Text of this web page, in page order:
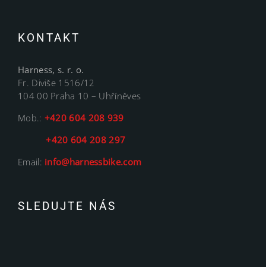
KONTAKT
Harness, s. r. o.
Fr. Diviše 1516/12
104 00 Praha 10 – Uhříněves
Mob.: +420 604 208 939
+420 604 208 297
Email: info@harnessbike.com
SLEDUJTE NÁS